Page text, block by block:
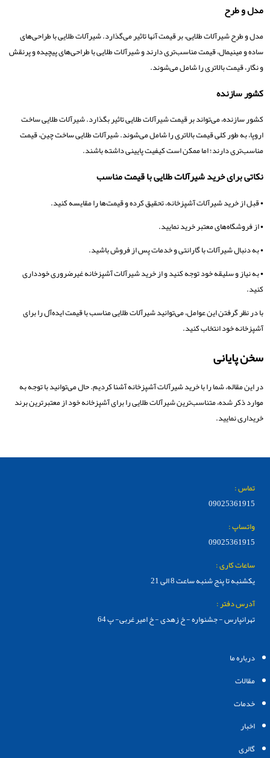
مدل و طرح
مدل و طرح شیرآلات طلایی، بر قیمت آنها تاثیر می‌گذارد. شیرآلات طلایی با طراحی‌های
ساده و مینیمال، قیمت مناسب‌تری دارند و شیرآلات طلایی با طراحی‌های پیچیده و پرنقش
و نگار، قیمت بالاتری را شامل می‌شوند.
کشور سازنده
کشور سازنده، می‌تواند بر قیمت شیرآلات طلایی تاثیر بگذارد. شیرآلات طلایی ساخت
اروپا، به طور کلی قیمت بالاتری را شامل می‌شوند. شیرآلات طلایی ساخت چین، قیمت
مناسب‌تری دارند؛ اما ممکن است کیفیت پایینی داشته باشند.
نکاتی برای خرید شیرآلات طلایی با قیمت مناسب
• قبل از خرید شیرآلات آشپزخانه، تحقیق کرده و قیمت‌ها را مقایسه کنید.
• از فروشگاه‌های معتبر خرید نمایید.
• به دنبال شیرآلات با گارانتی و خدمات پس از فروش باشید.
• به نیاز و سلیقه خود توجه کنید و از خرید شیرآلات آشپزخانه غیرضروری خودداری
کنید.
با در نظر گرفتن این عوامل، می‌توانید شیرآلات طلایی مناسب با قیمت ایده‌آل را برای
آشپزخانه خود انتخاب کنید.
سخن پایانی
در این مقاله، شما را با خرید شیرآلات آشپزخانه آشنا کردیم. حال می‌توانید با توجه به
موارد ذکر شده، متناسب‌ترین شیرآلات طلایی را برای آشپزخانه خود از معتبرترین برند
خریداری نمایید.
تماس :
09025361915
واتساپ :
09025361915
ساعات کاری :
یکشنبه تا پنج شنبه ساعت 8 الی 21
آدرس دفتر :
تهرانپارس - جشنواره - خ زهدی - خ امیر غربی- پ 64
درباره ما
مقالات
خدمات
اخبار
گالری